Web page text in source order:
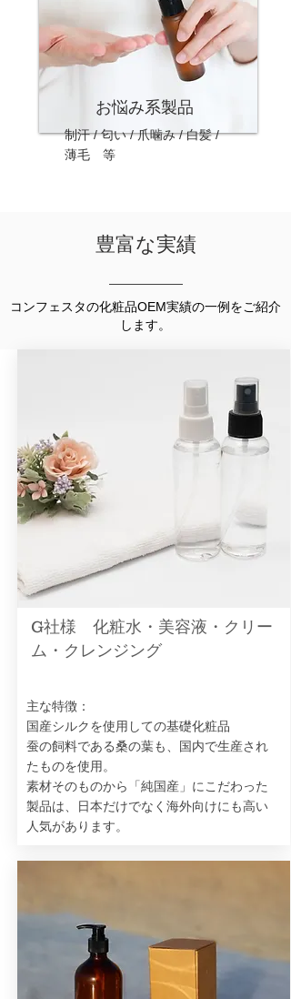
お悩み系製品
制汗 / 匂い / 爪噛み / 白髪 /
薄毛 等
豊富な実績
コンフェスタの化粧品OEM実績の一例をご紹介
します。
G社様 化粧水・美容液・クリー
ム・クレンジング
主な特徴：
国産シルクを使用しての基礎化粧品
蚕の飼料である桑の葉も、国内で生産され
たものを使用。
素材そのものから「純国産」にこだわった
製品は、日本だけでなく海外向けにも高い
人気があります。